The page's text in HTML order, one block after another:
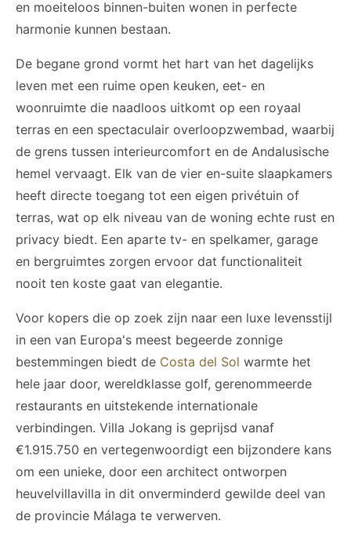
en moeiteloos binnen-buiten wonen in perfecte
harmonie kunnen bestaan.
De begane grond vormt het hart van het dagelijks
leven met een ruime open keuken, eet- en
woonruimte die naadloos uitkomt op een royaal
terras en een spectaculair overloopzwembad, waarbij
de grens tussen interieurcomfort en de Andalusische
hemel vervaagt. Elk van de vier en-suite slaapkamers
heeft directe toegang tot een eigen privétuin of
terras, wat op elk niveau van de woning echte rust en
privacy biedt. Een aparte tv- en spelkamer, garage
en bergruimtes zorgen ervoor dat functionaliteit
nooit ten koste gaat van elegantie.
Voor kopers die op zoek zijn naar een luxe levensstijl
in een van Europa's meest begeerde zonnige
bestemmingen biedt de Costa del Sol warmte het
hele jaar door, wereldklasse golf, gerenommeerde
restaurants en uitstekende internationale
verbindingen. Villa Jokang is geprijsd vanaf
€1.915.750 en vertegenwoordigt een bijzondere kans
om een unieke, door een architect ontworpen
heuvelvillavilla in dit onverminderd gewilde deel van
de provincie Málaga te verwerven.